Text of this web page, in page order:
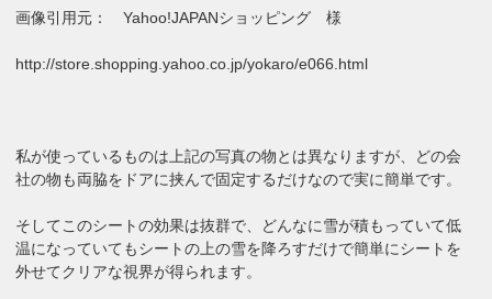
画像引用元： Yahoo!JAPANショッピング 様
http://store.shopping.yahoo.co.jp/yokaro/e066.html
私が使っているものは上記の写真の物とは異なりますが、どの会
社の物も両脇をドアに挟んで固定するだけなので実に簡単です。
そしてこのシートの効果は抜群で、どんなに雪が積もっていて低
温になっていてもシートの上の雪を降ろすだけで簡単にシートを
外せてクリアな視界が得られます。